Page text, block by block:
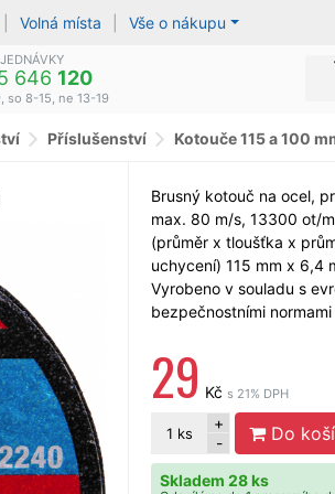
Volná místa Vše o nákupu
646 120
so 8-15, ne 13-19
Příslušenství Kotouče 115 a 100
Brusný kotouč na ocel,
max. 80 m/s, 13300 ot/
(průměr x tloušťka x
uchycení) 115 mm x 6,4
Vyrobeno v souladu s
bezpečnostními normami
29 Kč s 21% DPH
1 ks
+
-
Do
Skladem 28 ks